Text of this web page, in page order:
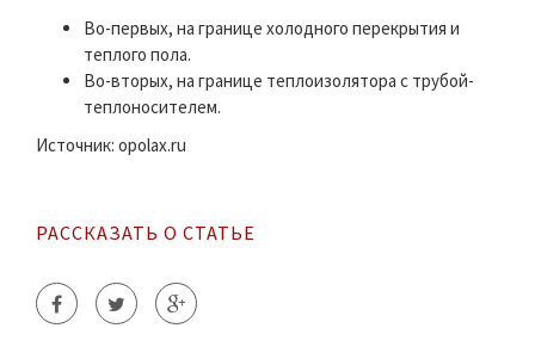
Во-первых, на границе холодного перекрытия и
теплого пола.
Во-вторых, на границе теплоизолятора с трубой-
теплоносителем.
Источник: opolax.ru
РАССКАЗАТЬ О СТАТЬЕ